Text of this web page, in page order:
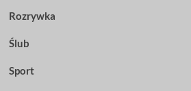
Rozrywka
Ślub
Sport